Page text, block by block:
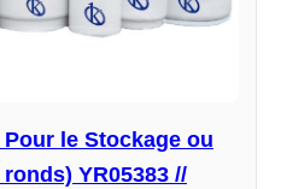
le Stockage ou
YR05383 //